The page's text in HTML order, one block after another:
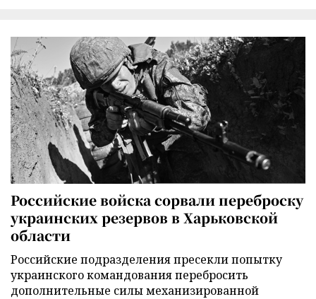
Российские войска сорвали переброску
украинских резервов в Харьковской
области
Российские подразделения пресекли попытку
украинского командования перебросить
дополнительные силы механизированной